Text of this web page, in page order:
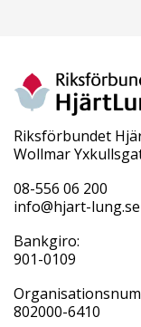
Riksförbundet
Wollmar
08-556 06 200
info@hjart-lung.se
Bankgiro:
901-0109
802000-6410